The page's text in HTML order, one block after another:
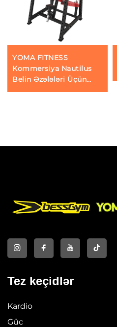
YOMA FITNESS
Kommersiya Nautilus
Belin Əzələləri Üçün
Maşın
Tez keçidlər
Kardio
Güc